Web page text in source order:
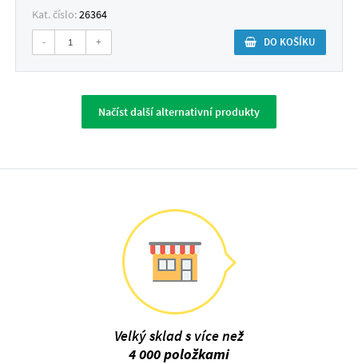
Kat. číslo:26364
- + DO KOŠÍKU
Načíst další alternativní produkty
Velký sklad s více než
4 000 položkami